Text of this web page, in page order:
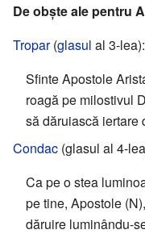
De obște ale pentru
Tropar(glasul al 3-lea):
Sfinte Apostole
roagă pe milostivul
să dăruiască iertare
Condac (glasul al 4-
Ca pe o stea
pe tine, Apostole
dăruire luminându-